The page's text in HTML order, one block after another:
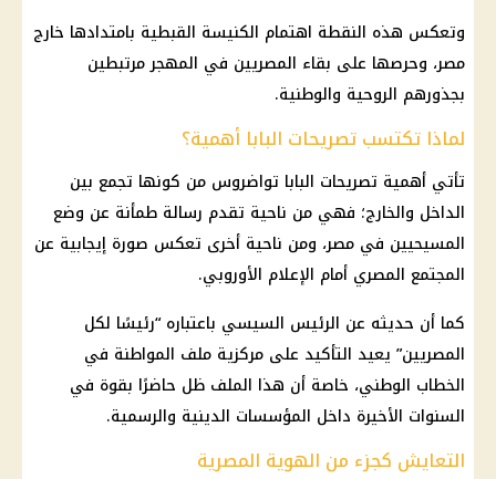
وتعكس هذه النقطة اهتمام الكنيسة القبطية بامتدادها خارج
مصر، وحرصها على بقاء المصريين في المهجر مرتبطين
بجذورهم الروحية والوطنية.
لماذا تكتسب تصريحات البابا أهمية؟
تأتي أهمية تصريحات البابا تواضروس من كونها تجمع بين
الداخل والخارج؛ فهي من ناحية تقدم رسالة طمأنة عن وضع
المسيحيين في مصر، ومن ناحية أخرى تعكس صورة إيجابية عن
المجتمع المصري أمام الإعلام الأوروبي.
كما أن حديثه عن الرئيس السيسي باعتباره “رئيسًا لكل
المصريين” يعيد التأكيد على مركزية ملف المواطنة في
الخطاب الوطني، خاصة أن هذا الملف ظل حاضرًا بقوة في
السنوات الأخيرة داخل المؤسسات الدينية والرسمية.
التعايش كجزء من الهوية المصرية